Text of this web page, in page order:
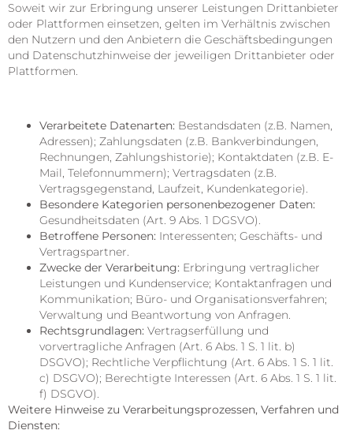
Soweit wir zur Erbringung unserer Leistungen Drittanbieter
oder Plattformen einsetzen, gelten im Verhältnis zwischen
den Nutzern und den Anbietern die Geschäftsbedingungen
und Datenschutzhinweise der jeweiligen Drittanbieter oder
Plattformen.
Verarbeitete Datenarten: Bestandsdaten (z.B. Namen,
Adressen); Zahlungsdaten (z.B. Bankverbindungen,
Rechnungen, Zahlungshistorie); Kontaktdaten (z.B. E-
Mail, Telefonnummern); Vertragsdaten (z.B.
Vertragsgegenstand, Laufzeit, Kundenkategorie).
Besondere Kategorien personenbezogener Daten:
Gesundheitsdaten (Art. 9 Abs. 1 DGSVO).
Betroffene Personen: Interessenten; Geschäfts- und
Vertragspartner.
Zwecke der Verarbeitung: Erbringung vertraglicher
Leistungen und Kundenservice; Kontaktanfragen und
Kommunikation; Büro- und Organisationsverfahren;
Verwaltung und Beantwortung von Anfragen.
Rechtsgrundlagen: Vertragserfüllung und
vorvertragliche Anfragen (Art. 6 Abs. 1 S. 1 lit. b)
DSGVO); Rechtliche Verpflichtung (Art. 6 Abs. 1 S. 1 lit.
c) DSGVO); Berechtigte Interessen (Art. 6 Abs. 1 S. 1 lit.
f) DSGVO).
Weitere Hinweise zu Verarbeitungsprozessen, Verfahren und
Diensten: